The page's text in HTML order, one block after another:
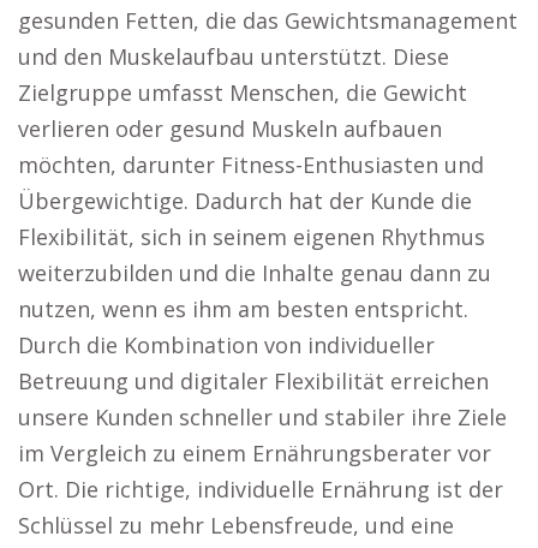
gesunden Fetten, die das Gewichtsmanagement
und den Muskelaufbau unterstützt. Diese
Zielgruppe umfasst Menschen, die Gewicht
verlieren oder gesund Muskeln aufbauen
möchten, darunter Fitness-Enthusiasten und
Übergewichtige. Dadurch hat der Kunde die
Flexibilität, sich in seinem eigenen Rhythmus
weiterzubilden und die Inhalte genau dann zu
nutzen, wenn es ihm am besten entspricht.
Durch die Kombination von individueller
Betreuung und digitaler Flexibilität erreichen
unsere Kunden schneller und stabiler ihre Ziele
im Vergleich zu einem Ernährungsberater vor
Ort. Die richtige, individuelle Ernährung ist der
Schlüssel zu mehr Lebensfreude, und eine